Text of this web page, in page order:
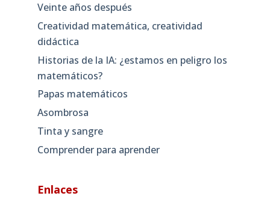
Veinte años después
Creatividad matemática, creatividad
didáctica
Historias de la IA: ¿estamos en peligro los
matemáticos?
Papas matemáticos
Asombrosa
Tinta y sangre
Comprender para aprender
Enlaces